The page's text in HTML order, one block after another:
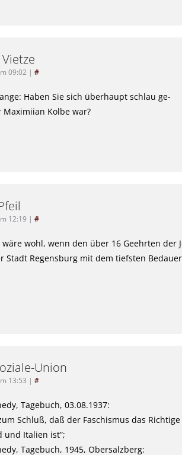
09:02 | #
Haben Sie sich überhaupt schlau ge-
Maximiian Kolbe war?
12:19 | #
wohl, wenn den über 16 Geehrten der
Stadt Regensburg mit dem tiefsten
Union
13:53 | #
Tagebuch, 03.08.1937:
Schluß, daß der Faschismus das
und Italien ist”;
Tagebuch, 1945, Obersalzberg: